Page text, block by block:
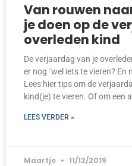
Van rouwen
je doen op de
overleden kind
De verjaardag van je
er nog ´wel iets te vieren? En
Lees hier tips om de
kind(je) te vieren. Of om een
LEES VERDER »
Maartje 11/12/2019